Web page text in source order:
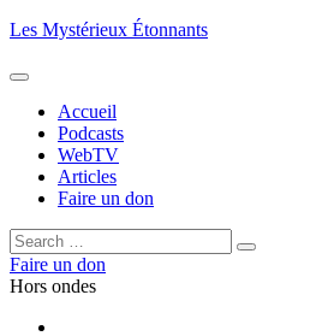
Aller
contenu
Les Mystérieux Étonnants
Accueil
Podcasts
WebTV
Articles
Faire un don
Rechercher :
Rechercher
Faire un don
Hors ondes